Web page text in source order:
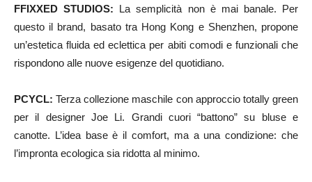
FFIXXED STUDIOS: La semplicità non è mai banale. Per
questo il brand, basato tra Hong Kong e Shenzhen, propone
un’estetica fluida ed eclettica per abiti comodi e funzionali che
rispondono alle nuove esigenze del quotidiano.
PCYCL:Terza collezione maschile con approccio totally green
per il designer Joe Li. Grandi cuori “battono” su bluse e
canotte. L’idea base è il comfort, ma a una condizione: che
l’impronta ecologica sia ridotta al minimo.